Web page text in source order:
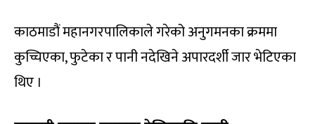
काठमाडौं महानगरपालिकाले गरेको अनुगमनका क्रममा
कुच्चिएका, फुटेका र पानी नदेखिने अपारदर्शी जार भेटिएका
थिए ।